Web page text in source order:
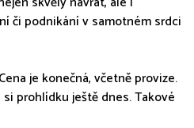
či podnikání v samotném srdci
je konečná, včetně provize.
prohlídku ještě dnes. Takové